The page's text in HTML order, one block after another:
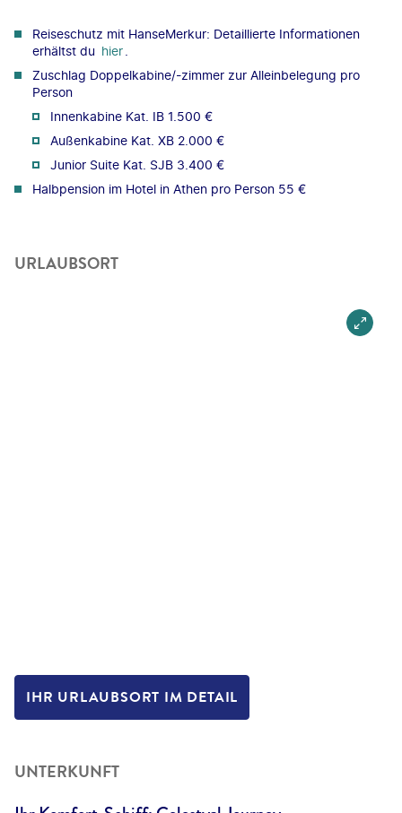
Reiseschutz mit HanseMerkur: Detaillierte Informationen
erhältst du hier
Zuschlag Doppelkabine/-zimmer zur Alleinbelegung pro
Person
Innenkabine Kat. IB 1.500 €
Außenkabine Kat. XB 2.000 €
Junior Suite Kat. SJB 3.400 €
Halbpension im Hotel in Athen pro Person 55 €
URLAUBSORT
IHR URLAUBSORT IM DETAIL
UNTERKUNFT